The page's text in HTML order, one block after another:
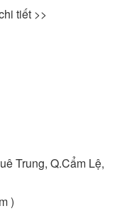
tiết >>
Trung, Q.Cẩm Lệ,
)